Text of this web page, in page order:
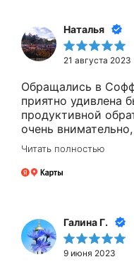
Наталья
21 августа 2023
Обращались в
приятно удивлена
продуктивной
очень
времени,
помогли собрать
тд. Заказ получили
качественную
для ветеранов
вышли на прямую
очень рады!
Читать полностью
Галина Г.
9 июня 2023